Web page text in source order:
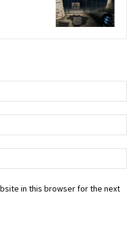
in this browser for the next